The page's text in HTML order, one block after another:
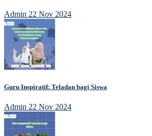
Admin 22 Nov 2024
Guru Inspiratif: Teladan bagi Siswa
Admin 22 Nov 2024